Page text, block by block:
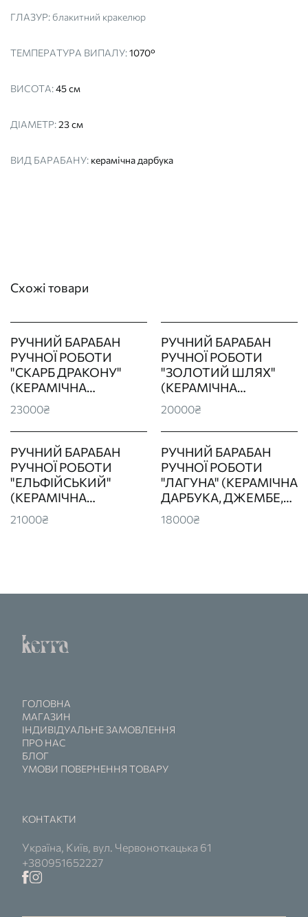
ГЛАЗУР: блакитний кракелюр
ТЕМПЕРАТУРА ВИПАЛУ:1070°
ВИСОТА:45 см
ДІАМЕТР:23 см
ВИД БАРАБАНУ: керамічна дарбука
Схожі товари
РУЧНИЙ БАРАБАН
РУЧНОЇ РОБОТИ
"СКАРБ ДРАКОНУ"
(КЕРАМІЧНА
ДАРБУКА, ДЖЕМБЕ,
ТАБЛА)
23000₴
РУЧНИЙ БАРАБАН
РУЧНОЇ РОБОТИ
"ЗОЛОТИЙ ШЛЯХ"
(КЕРАМІЧНА
ДАРБУКА, ДЖЕМБЕ,
ТАБЛА)
20000₴
РУЧНИЙ БАРАБАН
РУЧНОЇ РОБОТИ
"ЕЛЬФІЙСЬКИЙ"
(КЕРАМІЧНА
ДАРБУКА, ДЖЕМБЕ,
ТАБЛА)
21000₴
РУЧНИЙ БАРАБАН
РУЧНОЇ РОБОТИ
"ЛАГУНА" (КЕРАМІЧНА
ДАРБУКА, ДЖЕМБЕ,
ТАБЛА)
18000₴
ГОЛОВНА
МАГАЗИН
ІНДИВІДУАЛЬНЕ ЗАМОВЛЕННЯ
ПРО НАС
БЛОГ
УМОВИ ПОВЕРНЕННЯ ТОВАРУ
КОНТАКТИ
Україна, Київ, вул. Червоноткацька 61
+380951652227